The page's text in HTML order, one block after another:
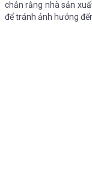
chắn rằng nhà sản
để tránh ảnh hưởng